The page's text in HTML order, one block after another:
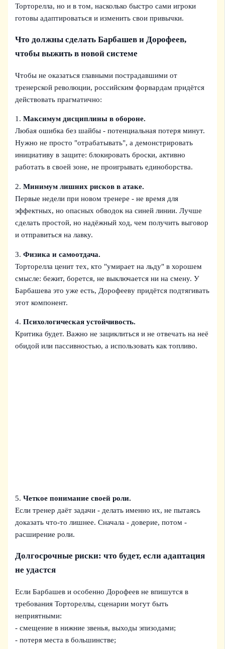
Торторелла, но и в том, насколько быстро сами игроки
готовы адаптироваться и изменить свои привычки.
Что должны сделать Барбашев и Дорофеев,
чтобы выжить в новой системе
Чтобы не оказаться главными пострадавшими от
тренерской революции, российским форвардам придётся
действовать прагматично:
1.Максимум дисциплины в обороне.
Любая ошибка без шайбы - потенциальная потеря минут.
Нужно не просто "отрабатывать", а демонстрировать
инициативу в защите: блокировать броски, активно
работать в своей зоне, не проигрывать единоборства.
2.Минимум лишних рисков в атаке.
Первые недели при новом тренере - не время для
эффектных, но опасных обводок на синей линии. Лучше
сделать простой, но надёжный ход, чем получить выговор
и отправиться на лавку.
3.Физика и самоотдача.
Торторелла ценит тех, кто "умирает на льду" в хорошем
смысле: бежит, борется, не выключается ни на смену. У
Барбашева это уже есть, Дорофееву придётся подтягивать
этот компонент.
4.Психологическая устойчивость.
Критика будет. Важно не зациклиться и не отвечать на неё
обидой или пассивностью, а использовать как топливо.
5.Четкое понимание своей роли.
Если тренер даёт задачи - делать именно их, не пытаясь
доказать что-то лишнее. Сначала - доверие, потом -
расширение роли.
Долгосрочные риски: что будет, если адаптация
не удастся
Если Барбашев и особенно Дорофеев не впишутся в
требования Тортореллы, сценарии могут быть
неприятными:
- смещение в нижние звенья, выходы эпизодами;
- потеря места в большинстве;